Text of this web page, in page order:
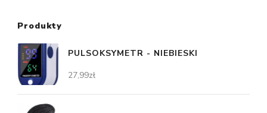
Produkty
PULSOKSYMETR - NIEBIESKI
27,99zł